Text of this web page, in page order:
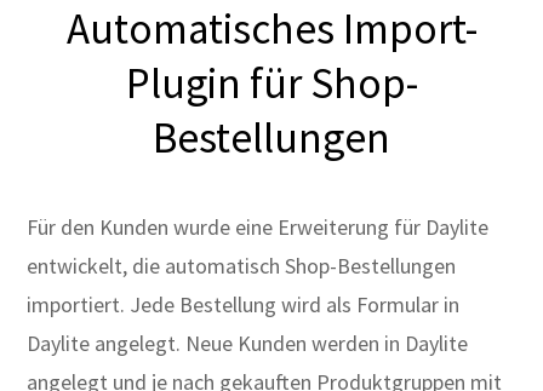
Automatisches Import-
Plugin für Shop-
Bestellungen
Für den Kunden wurde eine Erweiterung für Daylite
entwickelt, die automatisch Shop-Bestellungen
importiert. Jede Bestellung wird als Formular in
Daylite angelegt. Neue Kunden werden in Daylite
angelegt und je nach gekauften Produktgruppen mit